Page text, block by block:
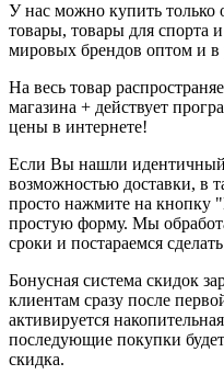
У нас можно купить только
товары, товары для спорта
мировых брендов оптом и в
На весь товар
магазина + действует
цены в интернете!
Если Вы нашли идентичный
возможностью доставки, в
просто нажмите на кнопку
простую форму. Мы
сроки и постараемся
Бонусная система скидок
клиентам сразу после
активируется
последующие покупки
скидка.